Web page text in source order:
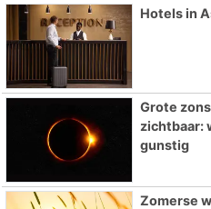
Hotels in
Grote
zichtbaar:
gunstig
Zomerse